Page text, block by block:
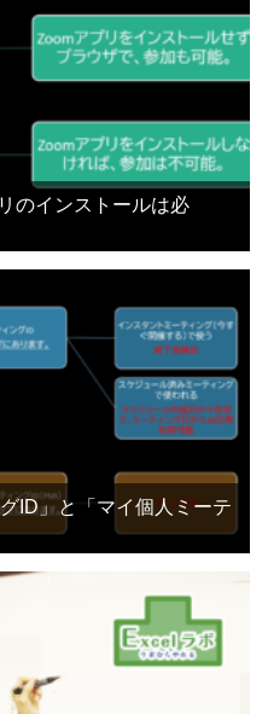
のインストールは必
ID」と「マイ個人ミーテ